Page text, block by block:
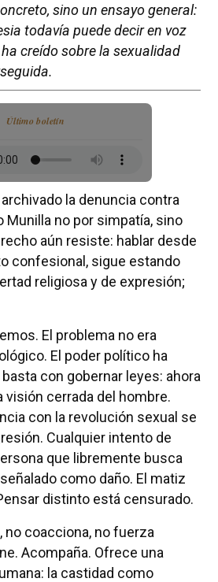
sino un ensayo general:
todavía puede decir en voz
creído sobre la sexualidad
Último boletín
archivado la denuncia contra
Munilla no por simpatía, sino
aún resiste: hablar desde
confesional, sigue estando
religiosa y de expresión;
El problema no era
El poder político ha
con gobernar leyes: ahora
visión cerrada del hombre.
con la revolución sexual se
Cualquier intento de
que libremente busca
como daño. El matiz
distinto está censurado.
no coacciona, no fuerza
Acompaña. Ofrece una
la castidad como